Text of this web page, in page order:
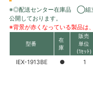
※◎配送センター在庫品 ◯組
公開しております。
※背景が赤くなっている製品は
型番
在
庫
販売
単位
(1ｾｯﾄ)
IEX-1913BE ● 1